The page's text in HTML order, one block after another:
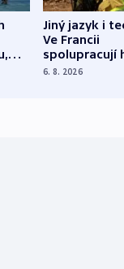
Jiný jazyk i
Ve Francii
spolupracují
různých zemí
6. 8. 2026